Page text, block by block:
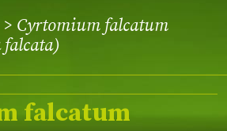
> Cyrtomium falcatum
falcata)
falcatum